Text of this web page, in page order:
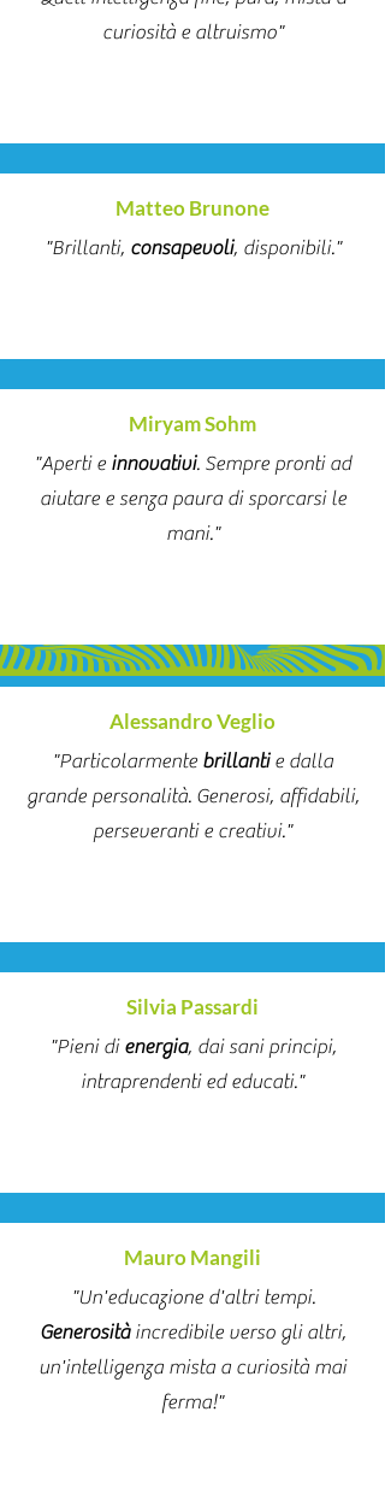
curiosità e altruismo"
Matteo Brunone
"Brillanti, consapevoli, disponibili."
Miryam Sohm
"Aperti e innovativi. Sempre pronti ad
aiutare e senza paura di sporcarsi le
mani."
Alessandro Veglio
"Particolarmente brillanti e dalla
grande personalità. Generosi, affidabili,
perseveranti e creativi."
Silvia Passardi
"Pieni di energia, dai sani principi,
intraprendenti ed educati."
Mauro Mangili
"Un'educazione d'altri tempi.
Generositàincredibile verso gli altri,
un'intelligenza mista a curiosità mai
ferma!"